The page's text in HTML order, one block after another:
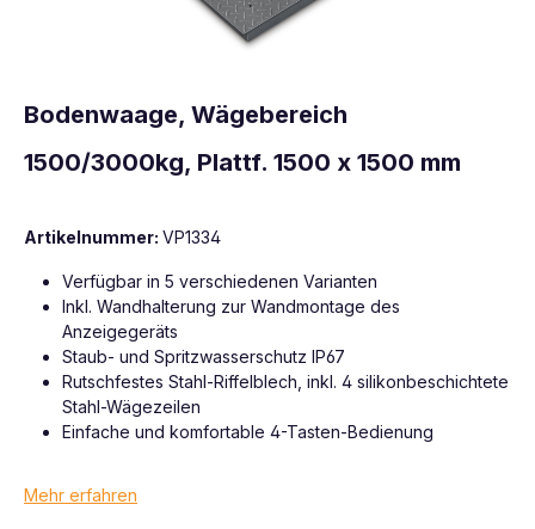
Bodenwaage, Wägebereich
1500/3000kg, Plattf. 1500 x 1500 mm
Artikelnummer: VP1334
Verfügbar in 5 verschiedenen Varianten
Inkl. Wandhalterung zur Wandmontage des
Anzeigegeräts
Staub- und Spritzwasserschutz IP67
Rutschfestes Stahl-Riffelblech, inkl. 4 silikonbeschichtete
Stahl-Wägezeilen
Einfache und komfortable 4-Tasten-Bedienung
Mehr erfahren